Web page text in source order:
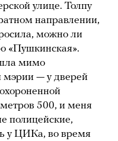
улице. Толпу
направлении,
можно ли
«Пушкинская».
мимо
мэрии — у дверей
500, и меня
полицейские,
у ЦИКа, во время